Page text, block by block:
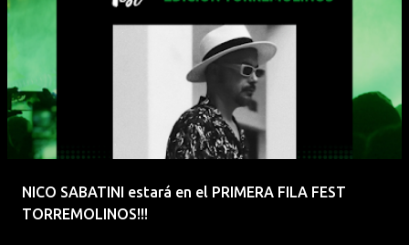
NICO SABATINI estará en el PRIMERA FILA FEST
TORREMOLINOS!!!